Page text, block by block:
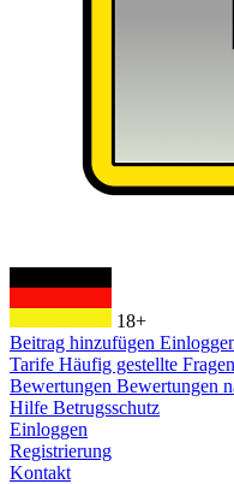
18+
Beitrag hinzufügen
Tarife Häufig gestellte Fragen
Bewertungen Bewertungen
Hilfe Betrugsschutz
Einloggen
Registrierung
Kontakt